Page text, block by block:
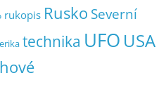
rukopis Rusko Severní
technika UFO USA